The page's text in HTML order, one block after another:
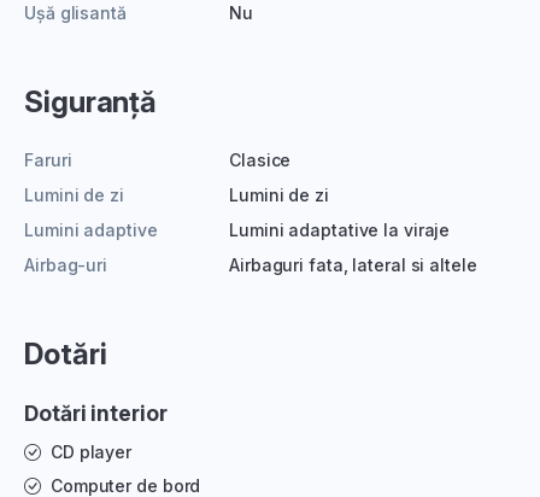
Ușă glisantă
Nu
Siguranță
Faruri
Clasice
Lumini de zi
Lumini de zi
Lumini adaptive
Lumini adaptative la viraje
Airbag-uri
Airbaguri fata, lateral si altele
Dotări
Dotări interior
CD player
Computer de bord